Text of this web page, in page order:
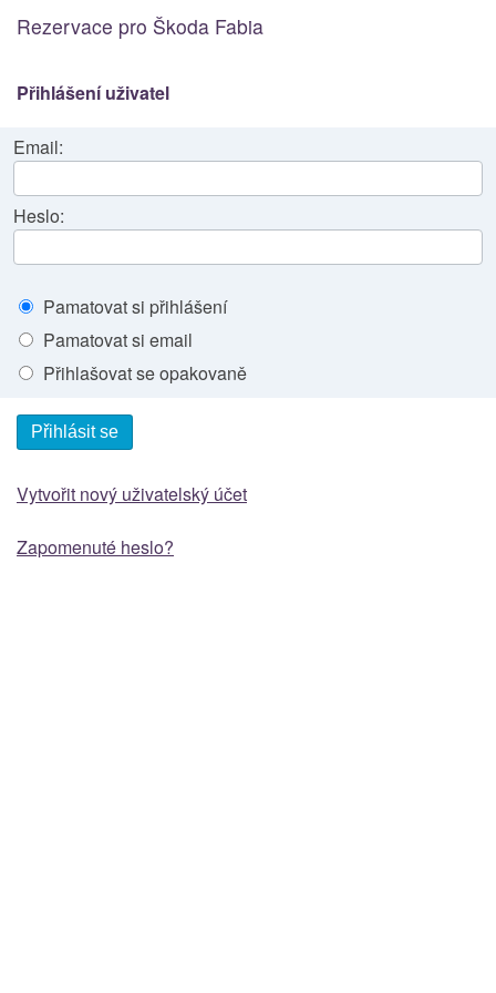
Rezervace pro Škoda Fabia
Přihlášení uživatel
Email:
Heslo:
Pamatovat si přihlášení
Pamatovat si email
Přihlašovat se opakovaně
Přihlásit se
Vytvořit nový uživatelský účet
Zapomenuté heslo?